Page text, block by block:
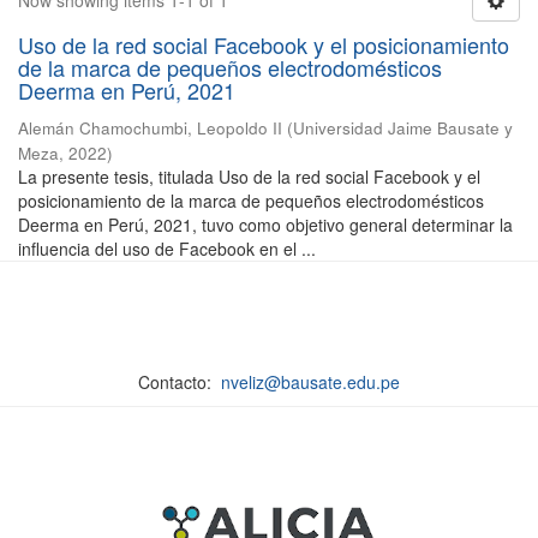
Uso de la red social Facebook y el posicionamiento
de la marca de pequeños electrodomésticos
Deerma en Perú, 2021
Alemán Chamochumbi, Leopoldo II (Universidad Jaime Bausate y
Meza, 2022)
La presente tesis, titulada Uso de la red social Facebook y el
posicionamiento de la marca de pequeños electrodomésticos
Deerma en Perú, 2021, tuvo como objetivo general determinar la
influencia del uso de Facebook en el ...
Contacto: nveliz@bausate.edu.pe